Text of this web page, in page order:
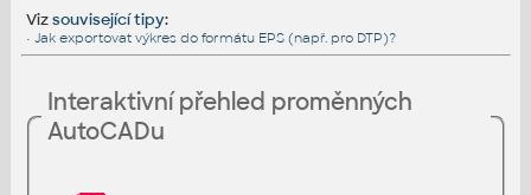
Vizsouvisející tipy:
• Jak exportovat výkres do formátu EPS (např. pro DTP)?
Interaktivní přehled proměnných
AutoCADu